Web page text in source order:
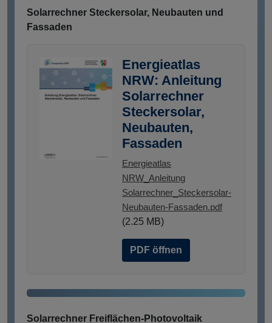
Solarrechner Steckersolar, Neubauten und
Fassaden
Energieatlas
NRW: Anleitung
Solarrechner
Steckersolar,
Neubauten,
Fassaden
Energieatlas
NRW_Anleitung
Solarrechner_Steckersolar-
Neubauten-Fassaden.pdf
(2.25 MB)
PDF öffnen
Solarrechner Freiflächen-Photovoltaik